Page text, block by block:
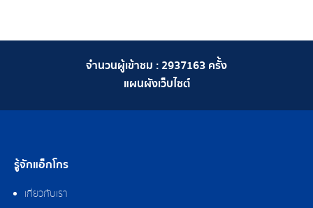
จำนวนผู้เข้าชม :2937163 ครั้ง
แผนผังเว็บไซต์
รู้จักแอ็กโกร
เกี่ยวกับเรา